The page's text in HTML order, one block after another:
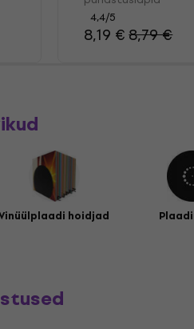
4,4/5
8,19 €8,79 €
hoidjad